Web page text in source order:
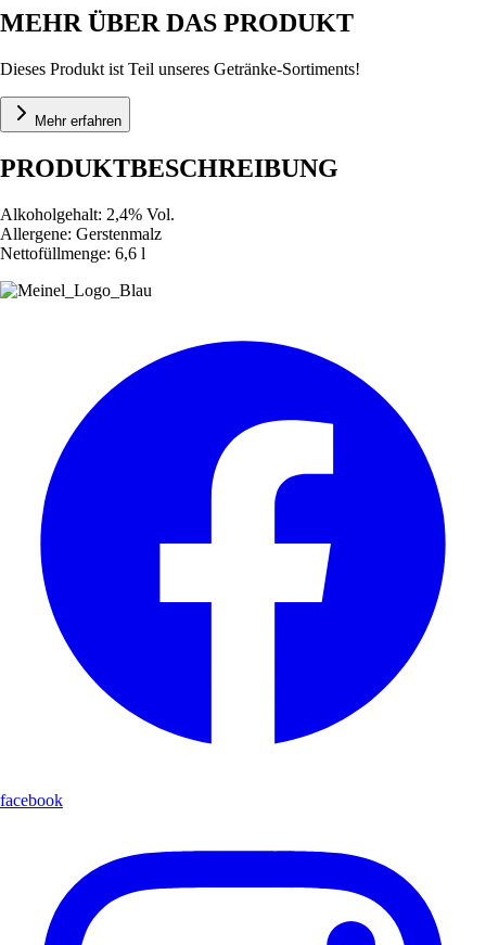
MEHR ÜBER DAS PRODUKT
Dieses Produkt ist Teil unseres Getränke-Sortiments!
Mehr erfahren
PRODUKTBESCHREIBUNG
Alkoholgehalt: 2,4% Vol.
Allergene: Gerstenmalz
Nettofüllmenge: 6,6 l
facebook